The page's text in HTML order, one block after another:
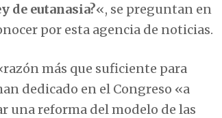
de eutanasia?«, se preguntan en
por esta agencia de noticias.
más que suficiente para
dedicado en el Congreso «a
una reforma del modelo de las